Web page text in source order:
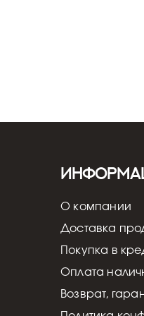
О компании
Доставка
Покупка в
Оплата
Возврат,